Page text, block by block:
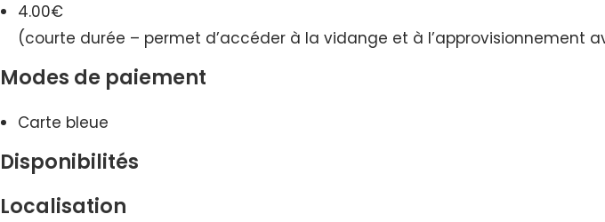
4.00€
(courte durée – permet d’accéder à la vidange et à l’approvisionnement
Modes de paiement
Carte bleue
Disponibilités
Localisation